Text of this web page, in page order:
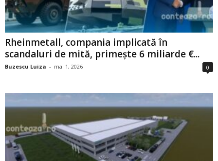
Rheinmetall, compania implicată în
scandaluri de mită, primește 6 miliarde €...
Buzescu Luiza - mai 1, 2026 0